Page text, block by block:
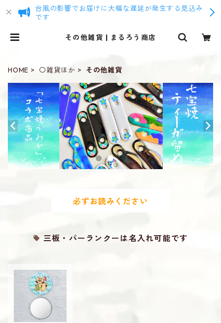
台風の影響でお届けに大幅な遅延が発生する見込み
です
その他雑貨 | まるろう商店
HOME 〇雑貨ほか その他雑貨
必ずお読みください
三板・パーランクーは名入れ可能です